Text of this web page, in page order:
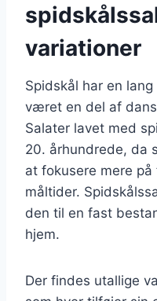
variationer
Spidskål har en
været en del af
Salater lavet med
20. århundrede, da
at fokusere mere
måltider.
den til en fast
hjem.
Der findes utallige